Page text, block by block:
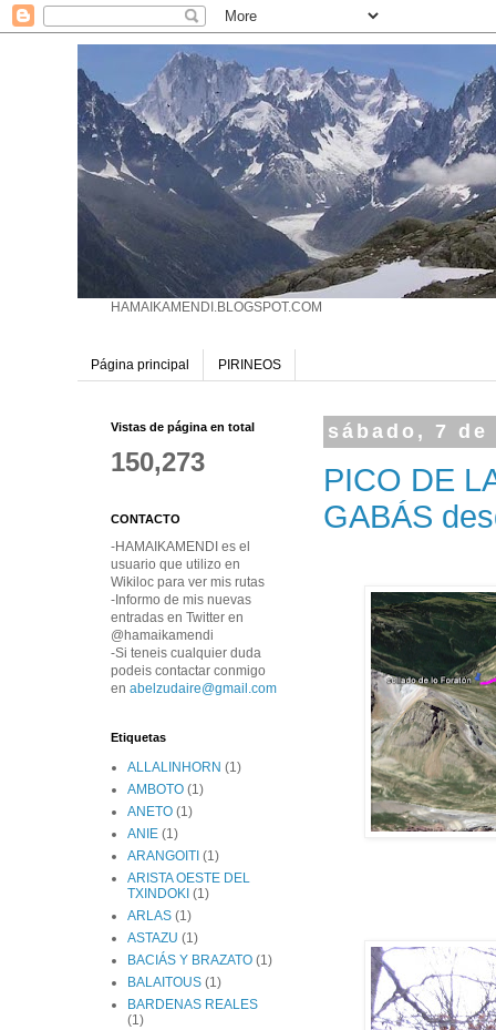
HAMAIKAMENDI.BLOGSPOT.COM
Página principal PIRINEOS
sábado, 7
PICO DE
GABÁS
Vistas de página en total
150,273
CONTACTO
-HAMAIKAMENDI es el
usuario que utilizo en
Wikiloc para ver mis rutas
-Informo de mis nuevas
entradas en Twitter en
@hamaikamendi
-Si teneis cualquier duda
podeis contactar conmigo
en abelzudaire@gmail.com
Etiquetas
ALLALINHORN (1)
AMBOTO (1)
ANETO (1)
ANIE (1)
ARANGOITI (1)
ARISTA OESTE DEL
TXINDOKI (1)
ARLAS (1)
ASTAZU (1)
BACIÁS Y BRAZATO (1)
BALAITOUS (1)
BARDENAS REALES
(1)